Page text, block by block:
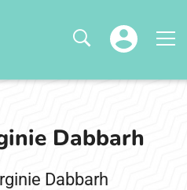
Dabbarh
Dabbarh